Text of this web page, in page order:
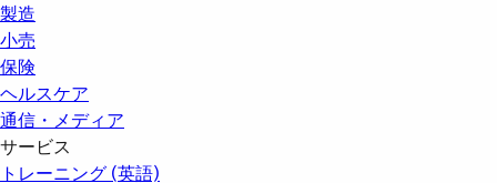
製造
小売
保険
ヘルスケア
通信・メディア
サービス
トレーニング (英語)